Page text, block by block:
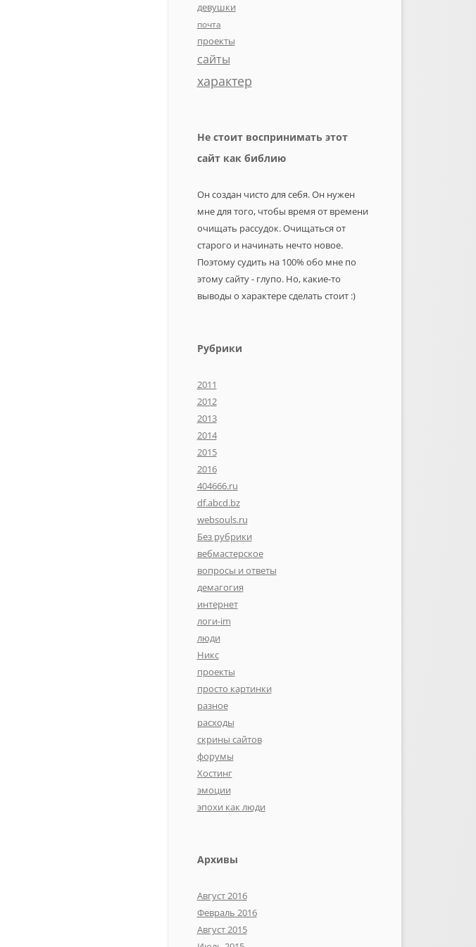
девушки
почта
проекты
сайты
характер
Не стоит воспринимать этот
сайт как библию
Он создан чисто для себя. Он нужен
мне для того, чтобы время от времени
очищать рассудок. Очищаться от
старого и начинать нечто новое.
Поэтому судить на 100% обо мне по
этому сайту - глупо. Но, какие-то
выводы о характере сделать стоит :)
Рубрики
2011
2012
2013
2014
2015
2016
404666.ru
df.abcd.bz
websouls.ru
Без рубрики
вебмастерское
вопросы и ответы
демагогия
интернет
логи-im
люди
Никс
проекты
просто картинки
разное
расходы
скрины сайтов
форумы
Хостинг
эмоции
эпохи как люди
Архивы
Август 2016
Февраль 2016
Август 2015